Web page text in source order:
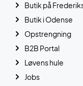
Butik på
Butik i Odense
Opstrengning
B2B Portal
Løvens hule
Jobs